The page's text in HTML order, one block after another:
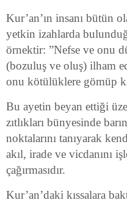
Kur’an’ın insanı bütün
yetkin izahlarda
örnektir: ”Nefse ve onu
(bozuluş ve oluş) ilham
onu kötülüklere gömüp
Bu ayetin beyan ettiği
zıtlıkları bünyesinde
noktalarını tanıyarak
akıl, irade ve vicdanını
çağırmasıdır.
Kur’an’daki kıssalara